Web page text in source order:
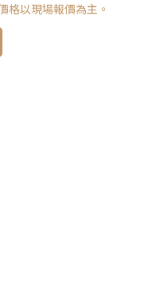
格以現場報價為主。